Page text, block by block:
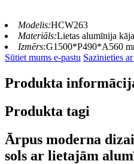
Modelis:HCW263
Materiāls:Lietas alumīnija
Izmērs:G1500*P490*A560
Sūtiet mums e-pastu Sazinieties
Produkta
Produkta tagi
Ārpus moderna
sols ar lietajām